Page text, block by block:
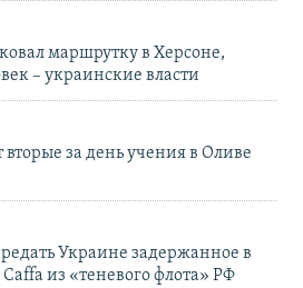
маршрутку в Херсоне,
– украинские власти
за день учения в Оливе
Украине задержанное в
из «теневого флота» РФ